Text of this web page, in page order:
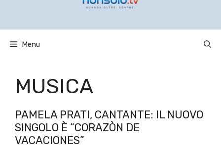
Menu
MUSICA
PAMELA PRATI, CANTANTE: IL NUOVO
SINGOLO È “CORAZÒN DE
VACACIONES”